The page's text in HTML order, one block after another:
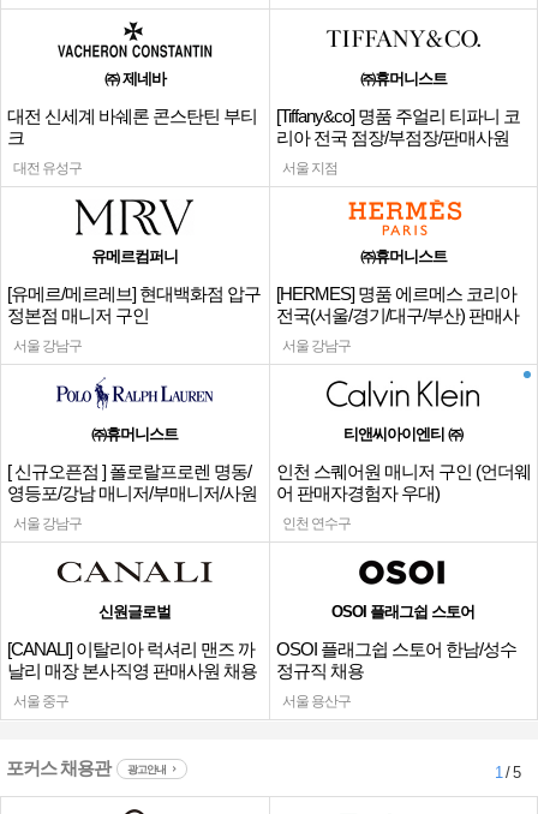
㈜ 제네바
대전 신세계 바쉐론 콘스탄틴 부티
크
대전 유성구
㈜휴머니스트
[Tiffany&co] 명품 주얼리 티파니 코
리아 전국 점장/부점장/판매사원
서울 지점
유메르컴퍼니
[유메르/메르레브] 현대백화점 압구
정본점 매니저 구인
서울 강남구
㈜휴머니스트
[HERMES] 명품 에르메스 코리아
전국(서울/경기/대구/부산) 판매사
원
서울 강남구
㈜휴머니스트
[ 신규오픈점 ] 폴로랄프로렌 명동/
영등포/강남 매니저/부매니저/사원
서울 강남구
티앤씨아이엔티 ㈜
인천 스퀘어원 매니저 구인 (언더웨
어 판매자경험자 우대)
인천 연수구
신원글로벌
[CANALI] 이탈리아 럭셔리 맨즈 까
날리 매장 본사직영 판매사원 채용
서울 중구
OSOI 플래그쉽 스토어
OSOI 플래그쉽 스토어 한남/성수
정규직 채용
서울 용산구
포커스 채용관 광고안내 1/ 5